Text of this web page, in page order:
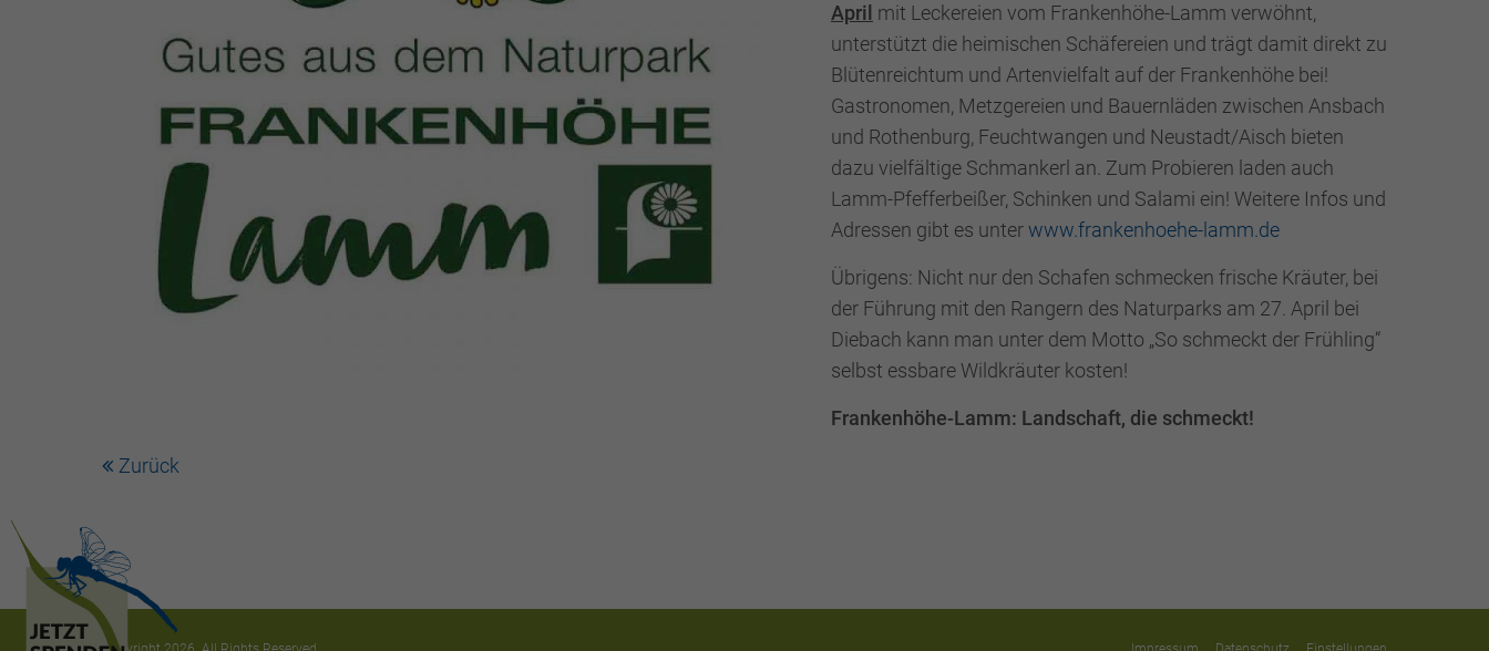
April mit Leckereien vom Frankenhöhe-Lamm verwöhnt,
unterstützt die heimischen Schäfereien und trägt damit direkt zu
Blütenreichtum und Artenvielfalt auf der Frankenhöhe bei!
Gastronomen, Metzgereien und Bauernläden zwischen Ansbach
und Rothenburg, Feuchtwangen und Neustadt/Aisch bieten
dazu vielfältige Schmankerl an. Zum Probieren laden auch
Lamm-Pfefferbeißer, Schinken und Salami ein! Weitere Infos und
Adressen gibt es unterwww.frankenhoehe-lamm.de
Übrigens: Nicht nur den Schafen schmecken frische Kräuter, bei
der Führung mit den Rangern des Naturparks am 27. April bei
Diebach kann man unter dem Motto „So schmeckt der Frühling“
selbst essbare Wildkräuter kosten!
Frankenhöhe-Lamm: Landschaft, die schmeckt!
Zurück